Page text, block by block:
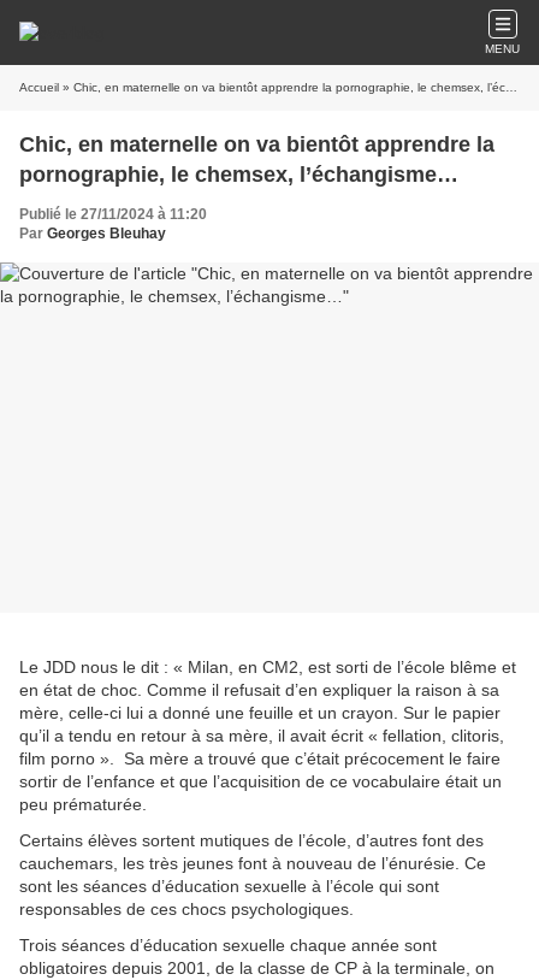
MENU
Accueil » Chic, en maternelle on va bientôt apprendre la pornographie, le chemsex, l’échangisme…
Chic, en maternelle on va bientôt apprendre la
pornographie, le chemsex, l’échangisme…
Publié le 27/11/2024 à 11:20
Par Georges Bleuhay
Le JDD nous le dit : « Milan, en CM2, est sorti de l’école blême et
en état de choc. Comme il refusait d’en expliquer la raison à sa
mère, celle-ci lui a donné une feuille et un crayon. Sur le papier
qu’il a tendu en retour à sa mère, il avait écrit « fellation, clitoris,
film porno ». Sa mère a trouvé que c’était précocement le faire
sortir de l’enfance et que l’acquisition de ce vocabulaire était un
peu prématurée.
Certains élèves sortent mutiques de l’école, d’autres font des
cauchemars, les très jeunes font à nouveau de l’énurésie. Ce
sont les séances d’éducation sexuelle à l’école qui sont
responsables de ces chocs psychologiques.
Trois séances d’éducation sexuelle chaque année sont
obligatoires depuis 2001, de la classe de CP à la terminale, on